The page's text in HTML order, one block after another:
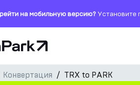
на мобильную версию? Установите
Конвертация TRX to PARK